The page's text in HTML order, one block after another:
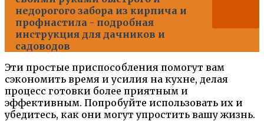
недорогого забора из кирпича и
профнастила - подробная
инструкция для дачников и
садоводов
Эти простые приспособления помогут вам
сэкономить время и усилия на кухне, делая
процесс готовки более приятным и
эффективным. Попробуйте использовать их и
убедитесь, как они могут упростить вашу жизнь.